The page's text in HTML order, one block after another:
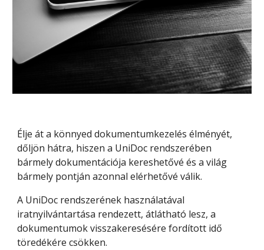
Élje át a könnyed dokumentumkezelés élményét,
dőljön hátra, hiszen a UniDoc rendszerében
bármely dokumentációja kereshetővé és a világ
bármely pontján azonnal elérhetővé válik.
A UniDoc rendszerének használatával
iratnyilvántartása rendezett, átlátható lesz, a
dokumentumok visszakeresésére fordított idő
töredékére csökken.